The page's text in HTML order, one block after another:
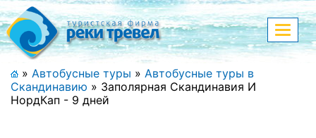
Меню
+7 (911) 182-44-68
Адрес офиса, контакты
меню
» Автобусные туры » Автобусные туры в
Скандинавию » Заполярная Скандинавия И
НордКап - 9 дней